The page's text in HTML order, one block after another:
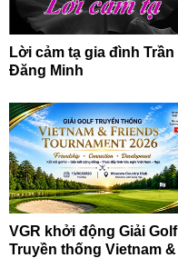
Lời cảm tạ gia đình Trần
Đăng Minh
VGR khởi động Giải Golf
Truyền thống Vietnam &